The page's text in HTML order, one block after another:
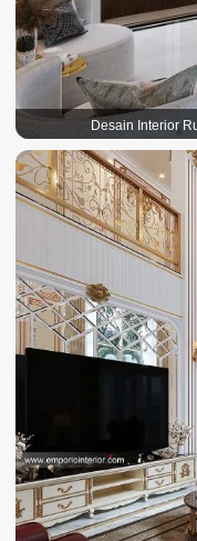
Desain Interior